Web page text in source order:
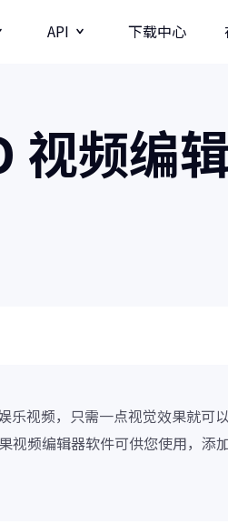
牛学长录屏工具
多种录制方式/直播录制/课程模板
API
牛学长图片增强API
下载中心
视频编
乐视频，只需一点视觉效果就可以
视频编辑器软件可供您使用，添